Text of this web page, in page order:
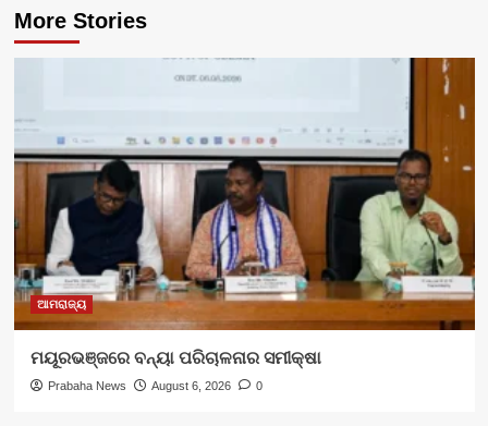
More Stories
ଆମରାଜ୍ୟ
ମୟୂରଭଞ୍ଜରେ ବନ୍ୟା ପରିଚାଳନାର ସମୀକ୍ଷା
Prabaha News August 6, 2026 0